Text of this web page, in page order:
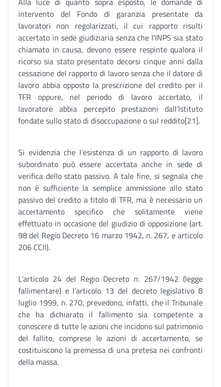
intervento del Fondo di garanzia presentate da
lavoratori non regolarizzati, il cui rapporto risulti
accertato in sede giudiziaria senza che l’INPS sia stato
chiamato in causa, devono essere respinte qualora il
ricorso sia stato presentato decorsi cinque anni dalla
cessazione del rapporto di lavoro senza che il datore di
lavoro abbia opposto la prescrizione del credito per il
TFR oppure, nel periodo di lavoro accertato, il
lavoratore abbia percepito prestazioni dall’Istituto
fondate sullo stato di disoccupazione o sul reddito[21].
Si evidenzia che l’esistenza di un rapporto di lavoro
subordinato può essere accertata anche in sede di
verifica dello stato passivo. A tale fine, si segnala che
non è sufficiente la semplice ammissione allo stato
passivo del credito a titolo di TFR, ma è necessario un
accertamento specifico che solitamente viene
effettuato in occasione del giudizio di opposizione (art.
98 del Regio Decreto 16 marzo 1942, n. 267, e articolo
206 CCII).
L’articolo 24 del Regio Decreto n. 267/1942 (legge
fallimentare) e l’articolo 13 del decreto legislativo 8
luglio 1999, n. 270, prevedono, infatti, che il Tribunale
che ha dichiarato il fallimento sia competente a
conoscere di tutte le azioni che incidono sul patrimonio
del fallito, comprese le azioni di accertamento, se
costituiscono la premessa di una pretesa nei confronti
della massa.